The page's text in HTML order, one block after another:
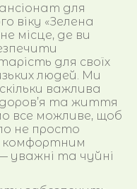
для
віку «Зелена
місце, де ви
для своїх
людей. Ми
важлива
та життя
все можливе, щоб
не просто
комфортним
та чуйні